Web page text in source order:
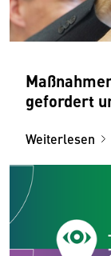
gefordert
Weiterlesen